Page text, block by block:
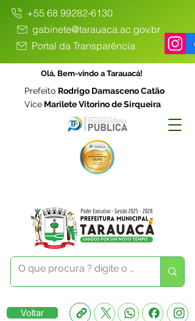
+55 68 99282-6130
gabinete@tarauaca.ac.gov.br
Portal da Transparência
Olá, Bem-vindo a Tarauacá!
Prefeito Rodrigo Damasceno Catão
Vice Marilete Vitorino de Sirqueira
Voltar